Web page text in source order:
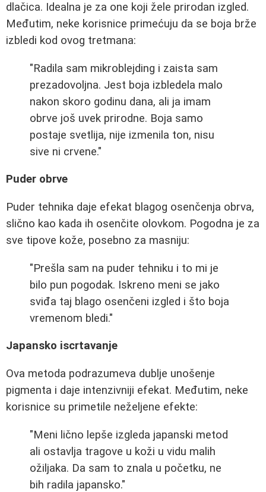
dlačica. Idealna je za one koji žele prirodan izgled.
Međutim, neke korisnice primećuju da se boja brže
izbledi kod ovog tretmana:
"Radila sam mikroblejding i zaista sam
prezadovoljna. Jest boja izbledela malo
nakon skoro godinu dana, ali ja imam
obrve još uvek prirodne. Boja samo
postaje svetlija, nije izmenila ton, nisu
sive ni crvene."
Puder obrve
Puder tehnika daje efekat blagog osenčenja obrva,
slično kao kada ih osenčite olovkom. Pogodna je za
sve tipove kože, posebno za masniju:
"Prešla sam na puder tehniku i to mi je
bilo pun pogodak. Iskreno meni se jako
sviđa taj blago osenčeni izgled i što boja
vremenom bledi."
Japansko iscrtavanje
Ova metoda podrazumeva dublje unošenje
pigmenta i daje intenzivniji efekat. Međutim, neke
korisnice su primetile neželjene efekte:
"Meni lično lepše izgleda japanski metod
ali ostavlja tragove u koži u vidu malih
ožiljaka. Da sam to znala u početku, ne
bih radila japansko."